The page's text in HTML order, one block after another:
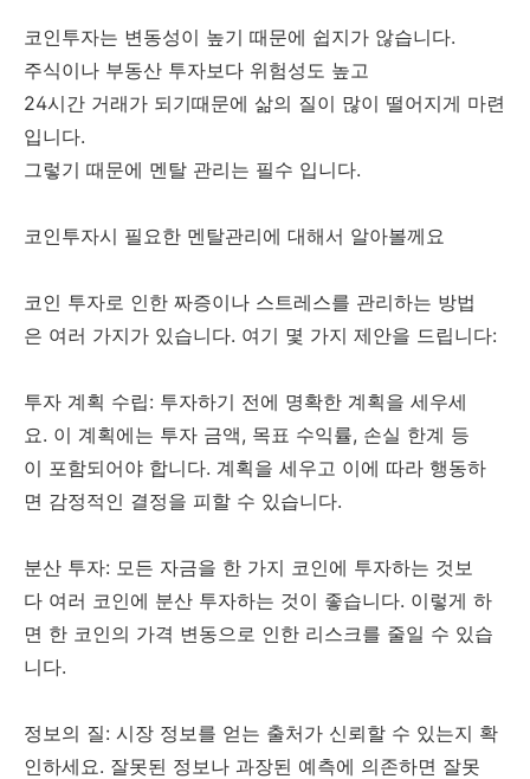
코인투자는 변동성이 높기 때문에 쉽지가 않습니다.
주식이나 부동산 투자보다 위험성도 높고
24시간 거래가 되기때문에 삶의 질이 많이 떨어지게 마련
입니다.
그렇기 때문에 멘탈 관리는 필수 입니다.
코인투자시 필요한 멘탈관리에 대해서 알아볼께요
코인 투자로 인한 짜증이나 스트레스를 관리하는 방법
은 여러 가지가 있습니다. 여기 몇 가지 제안을 드립니다:
투자 계획 수립: 투자하기 전에 명확한 계획을 세우세
요. 이 계획에는 투자 금액, 목표 수익률, 손실 한계 등
이 포함되어야 합니다. 계획을 세우고 이에 따라 행동하
면 감정적인 결정을 피할 수 있습니다.
분산 투자: 모든 자금을 한 가지 코인에 투자하는 것보
다 여러 코인에 분산 투자하는 것이 좋습니다. 이렇게 하
면 한 코인의 가격 변동으로 인한 리스크를 줄일 수 있습
니다.
정보의 질: 시장 정보를 얻는 출처가 신뢰할 수 있는지 확
인하세요. 잘못된 정보나 과장된 예측에 의존하면 잘못